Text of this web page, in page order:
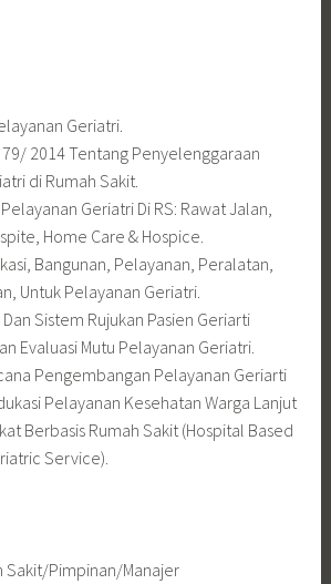
Geriatri.
79/ 2014 Tentang Penyelenggaraan
di Rumah Sakit.
Geriatri Di RS: Rawat Jalan,
Home Care & Hospice.
Bangunan, Pelayanan, Peralatan,
Untuk Pelayanan Geriatri.
Sistem Rujukan Pasien Geriarti
Evaluasi Mutu Pelayanan Geriatri.
Pengembangan Pelayanan Geriarti
Pelayanan Kesehatan Warga Lanjut
Berbasis Rumah Sakit (Hospital Based
Service).
Sakit/Pimpinan/Manajer